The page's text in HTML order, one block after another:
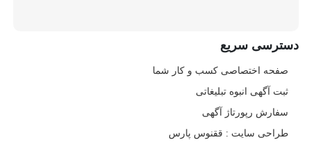
دسترسی سریع
صفحه اختصاصی کسب و کار شما
ثبت آگهی انبوه تبلیغاتی
سفارش رپورتاژ آگهی
طراحی سایت : ققنوس پارس